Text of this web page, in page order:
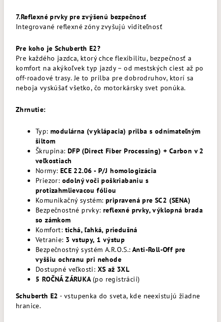
7.Reflexné prvky pre zvýšenú bezpečnosť
Integrované reflexné zóny zvyšujú viditeľnosť
Pre koho je Schuberth E2?
Pre každého jazdca, ktorý chce flexibilitu, bezpečnosť a
komfort na akýkoľvek typ jazdy – od mestských ciest až po
off-roadové trasy. Je to prilba pre dobrodruhov, ktorí sa
neboja vyskúšať všetko, čo motorkársky svet ponúka.
Zhrnutie:
Typ: modulárna (vyklápacia) prilba s odnímateľným
šiltom
Škrupina: DFP (Direct Fiber Processing) + Carbon v 2
veľkostiach
Normy: ECE 22.06 - P/J homologizácia
Priezor: odolný voči poškriabaniu s
protizahmlievacou fóliou
Komunikačný systém: pripravená pre SC2 (SENA)
Bezpečnostné prvky: reflexné prvky, výklopná brada
so zámkom
Komfort: tichá, ľahká, priedušná
Vetranie: 3 vstupy, 1 výstup
Bezpečnostný systém A.R.O.S.: Anti-Roll-Off pre
vyššiu ochranu pri nehode
Dostupné veľkosti: XS až 3XL
5 ROČNÁ ZÁRUKA(po registrácii)
Schuberth E2 - vstupenka do sveta, kde neexistujú žiadne
hranice.